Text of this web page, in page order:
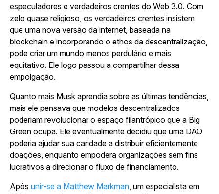
especuladores e verdadeiros crentes do Web 3.0. Com
zelo quase religioso, os verdadeiros crentes insistem
que uma nova versão da internet, baseada na
blockchain e incorporando o ethos da descentralização,
pode criar um mundo menos perdulário e mais
equitativo. Ele logo passou a compartilhar dessa
empolgação.
Quanto mais Musk aprendia sobre as últimas tendências,
mais ele pensava que modelos descentralizados
poderiam revolucionar o espaço filantrópico que a Big
Green ocupa. Ele eventualmente decidiu que uma DAO
poderia ajudar sua caridade a distribuir eficientemente
doações, enquanto empodera organizações sem fins
lucrativos a direcionar o fluxo de financiamento.
Após unir-se a Matthew Markman, um especialista em